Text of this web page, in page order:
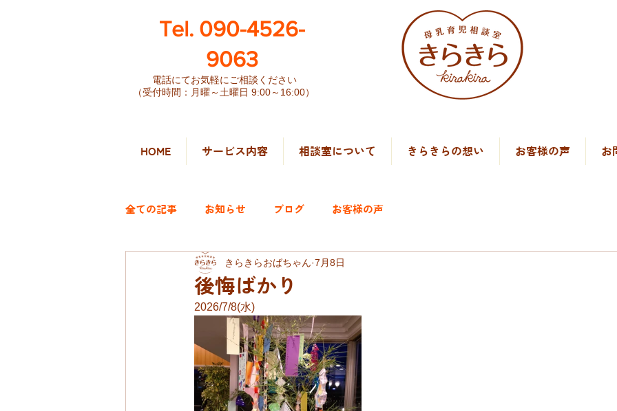
​Tel. 090-4526-
9063
電話にてお気軽にご相談ください
（受付時間：月曜～土曜日 9:00～16:00）
HOME サービス内容 相談室について きらきらの想い お客様の声 お
全ての記事 お知らせ ブログ お客様の声
後悔ばかり
きらきらおばちゃん 7月8日
2026/7/8(水)